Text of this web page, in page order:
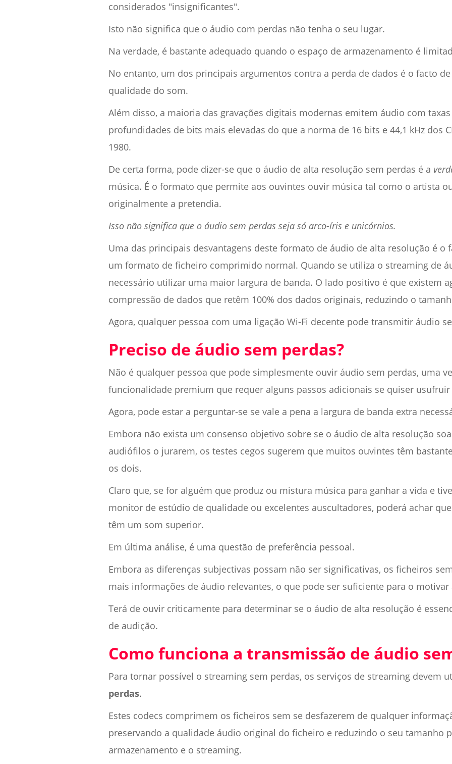
considerados "insignificantes".
Isto não significa que o áudio com perdas não tenha o seu lugar.
Na verdade, é bastante adequado quando o espaço de armazenamento é
No entanto, um dos principais argumentos contra a perda de dados é o facto
qualidade do som.
Além disso, a maioria das gravações digitais modernas emitem áudio com
profundidades de bits mais elevadas do que a norma de 16 bits e 44,1 kHz dos
1980.
De certa forma, pode dizer-se que o áudio de alta resolução sem perdas é a
música. É o formato que permite aos ouvintes ouvir música tal como o artista
originalmente a pretendia.
Isso não significa que o áudio sem perdas seja só arco-íris e unicórnios.
Uma das principais desvantagens deste formato de áudio de alta resolução é o
um formato de ficheiro comprimido normal. Quando se utiliza o streaming de
necessário utilizar uma maior largura de banda. O lado positivo é que existem
compressão de dados que retêm 100% dos dados originais, reduzindo o
Agora, qualquer pessoa com uma ligação Wi-Fi decente pode transmitir áudio
Preciso de áudio sem perdas?
Não é qualquer pessoa que pode simplesmente ouvir áudio sem perdas, uma
funcionalidade premium que requer alguns passos adicionais se quiser
Agora, pode estar a perguntar-se se vale a pena a largura de banda extra
Embora não exista um consenso objetivo sobre se o áudio de alta resolução
audiófilos o jurarem, os testes cegos sugerem que muitos ouvintes têm
os dois.
Claro que, se for alguém que produz ou mistura música para ganhar a vida e
monitor de estúdio de qualidade ou excelentes auscultadores, poderá achar
têm um som superior.
Em última análise, é uma questão de preferência pessoal.
Embora as diferenças subjectivas possam não ser significativas, os ficheiros
mais informações de áudio relevantes, o que pode ser suficiente para o
Terá de ouvir criticamente para determinar se o áudio de alta resolução é
de audição.
Como funciona a transmissão de áudio
Para tornar possível o streaming sem perdas, os serviços de streaming devem
perdas.
Estes codecs comprimem os ficheiros sem se desfazerem de qualquer
preservando a qualidade áudio original do ficheiro e reduzindo o seu tamanho
armazenamento e o streaming.